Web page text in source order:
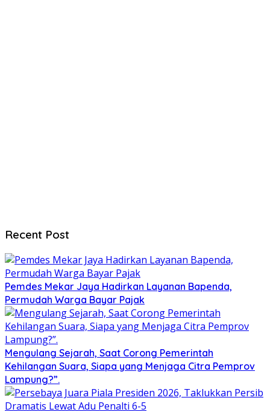
Recent Post
Pemdes Mekar Jaya Hadirkan Layanan Bapenda,
Permudah Warga Bayar Pajak
Mengulang Sejarah, Saat Corong Pemerintah
Kehilangan Suara, Siapa yang Menjaga Citra Pemprov
Lampung?”.